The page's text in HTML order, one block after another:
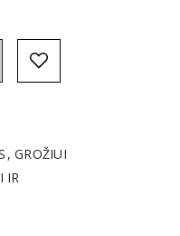
GROŽIUI
IR